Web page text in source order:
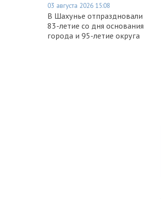
03 августа 2026 15:08
В Шахунье отпраздновали
83-летие со дня основания
города и 95-летие округа